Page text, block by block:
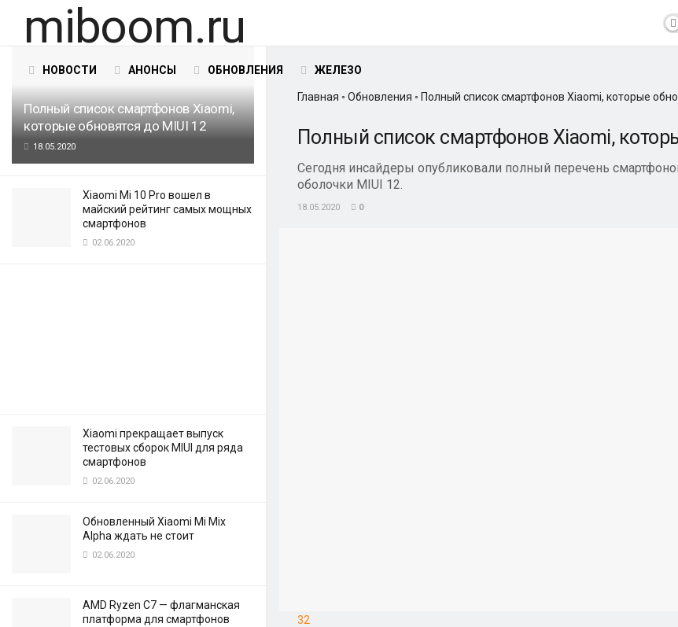
НОВЫЕ ЗАПИСИ Разделы
Полный список смартфонов Xiaomi,
которые обновятся до MIUI 12
18.05.2020
Xiaomi Mi 10 Pro вошел в
майский рейтинг самых мощных
смартфонов
02.06.2020
Xiaomi прекращает выпуск
тестовых сборок MIUI для ряда
смартфонов
02.06.2020
Обновленный Xiaomi Mi Mix
Alpha ждать не стоит
02.06.2020
AMD Ryzen C7 — флагманская
платформа для смартфонов
НОВОСТИ АНОНСЫ ОБНОВЛЕНИЯ ЖЕЛЕЗО
Главная ◦Обновления ◦ Полный список смартфонов Xiaomi, которые
Полный список смартфонов Xiaomi,
Сегодня инсайдеры опубликовали полный перечень
оболочки MIUI 12.
18.05.2020 0
32